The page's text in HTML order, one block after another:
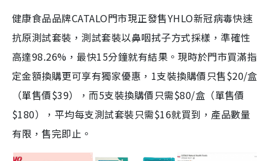
健康食品品牌CATALO門市現正發售YHLO新冠病毒快速
抗原測試套裝，測試套裝以鼻咽拭子方式採樣，準確性
高達98.26%，最快15分鐘就有結果。現時於門市買滿指
定金額換購更可享有獨家優惠，1支裝換購價只售$20/盒
（單售價$39），而5支裝換購價只需$80/盒（單售價
$180），平均每支測試套裝只需$16就買到，產品數量
有限，售完即止。